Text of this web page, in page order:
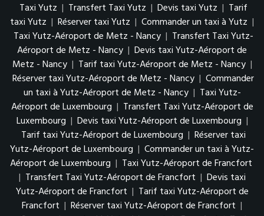
Taxi Yutz | Transfert Taxi Yutz | Devis taxi Yutz | Tarif
taxi Yutz | Réserver taxi Yutz | Commander un taxi à Yutz |
Taxi Yutz-Aéroport de Metz - Nancy | Transfert Taxi Yutz-
Aéroport de Metz - Nancy | Devis taxi Yutz-Aéroport de
Metz - Nancy | Tarif taxi Yutz-Aéroport de Metz - Nancy |
Réserver taxi Yutz-Aéroport de Metz - Nancy | Commander
un taxi à Yutz-Aéroport de Metz - Nancy | Taxi Yutz-
Aéroport de Luxembourg | Transfert Taxi Yutz-Aéroport de
Luxembourg | Devis taxi Yutz-Aéroport de Luxembourg |
Tarif taxi Yutz-Aéroport de Luxembourg | Réserver taxi
Yutz-Aéroport de Luxembourg | Commander un taxi à Yutz-
Aéroport de Luxembourg | Taxi Yutz-Aéroport de Francfort
| Transfert Taxi Yutz-Aéroport de Francfort | Devis taxi
Yutz-Aéroport de Francfort | Tarif taxi Yutz-Aéroport de
Francfort | Réserver taxi Yutz-Aéroport de Francfort |